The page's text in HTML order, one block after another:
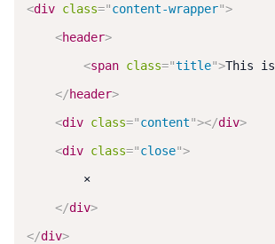
<div class="content-wrapper">
<header>
<span class="title">This is
</header>
<div class="content"></div>
<div class="close">
        ×
</div>
</div>